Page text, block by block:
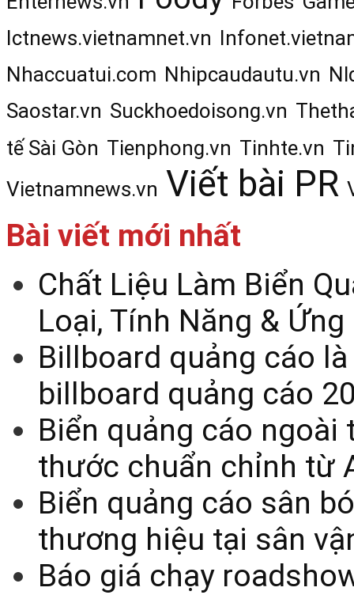
Ictnews.vietnamnet.vn
Nhaccuatui.com Nhipcaudautu.vn
Saostar.vn Suckhoedoisong.vn
tế Sài Gòn Tienphong.vn Tinhte.vn
Vietnamnews.vn Viết bài PR
Bài viết mới nhất
Chất Liệu Làm Biển
Loại, Tính Năng &
Billboard quảng cáo
billboard quảng cáo
Biển quảng cáo
thước chuẩn chỉnh từ
Biển quảng cáo sân
thương hiệu tại sân
Báo giá chạy